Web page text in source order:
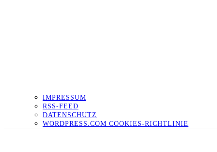
IMPRESSUM
RSS-FEED
DATENSCHUTZ
WORDPRESS.COM COOKIES-RICHTLINIE